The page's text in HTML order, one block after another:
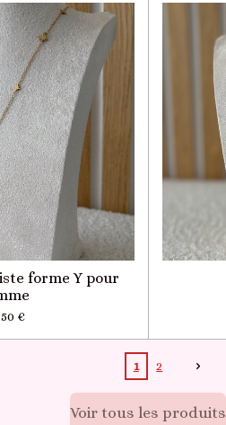
forme Y pour
€
1 2
Voir tous les produits